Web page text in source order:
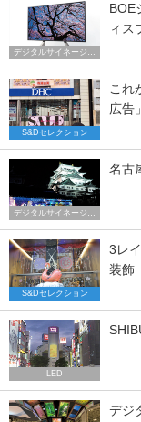
デジタルサイネージ トレンド
BOE
ィス
S&Dセレクション
これ
広告
デジタルサイネージ トレンド
名古
S&Dセレクション
3レ
装飾
LED
デジ